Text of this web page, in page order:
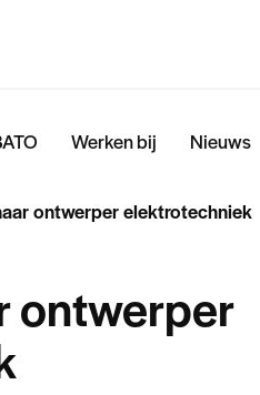
Werken bij Nieuws
ontwerper elektrotechniek
ontwerper